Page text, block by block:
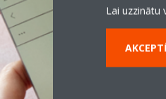
Lai uzzinātu